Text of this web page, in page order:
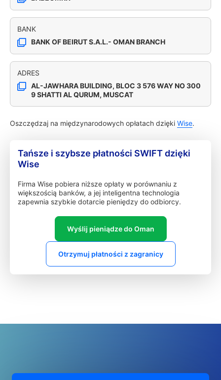
BANK
BANK OF BEIRUT S.A.L.- OMAN BRANCH
ADRES
AL-JAWHARA BUILDING, BLOC 3 576 WAY NO 300
9 SHATTI AL QURUM, MUSCAT
Oszczędzaj na międzynarodowych opłatach dzięki Wise.
Tańsze i szybsze płatności SWIFT dzięki
Wise
Firma Wise pobiera niższe opłaty w porównaniu z
większością banków, a jej inteligentna technologia
zapewnia szybkie dotarcie pieniędzy do odbiorcy.
Wyślij pieniądze do Oman
Otrzymuj płatności z zagranicy